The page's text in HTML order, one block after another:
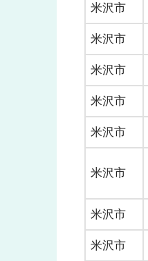
米沢市
米沢市
米沢市
米沢市
米沢市
米沢市
米沢市
米沢市